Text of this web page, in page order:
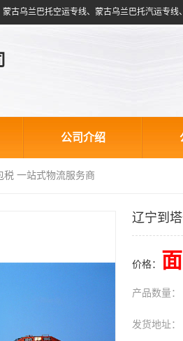
公司介绍
税 一站式物流服务商
辽宁到
价格：
产品数量：
发货地址：